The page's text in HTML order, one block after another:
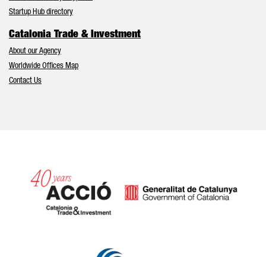
Startup Hub directory
Catalonia Trade & Investment
About our Agency
Worldwide Offices Map
Contact Us